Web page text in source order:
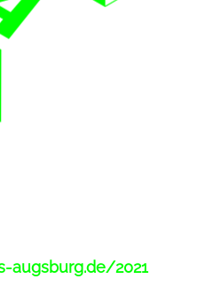
augsburg.de/2021